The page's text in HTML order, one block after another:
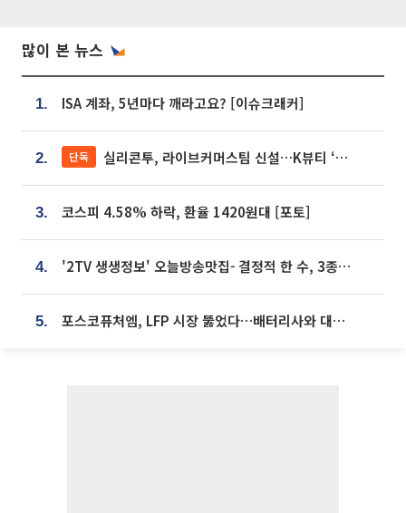
많이 본 뉴스
1. ISA 계좌, 5년마다 깨라고요? [이슈크래커]
2. 단독 실리콘투, 라이브커머스팀 신설…K뷰티 ‘글로벌 판매망’ 확대[K뷰티 라방戰]
3. 코스피 4.58% 하락, 환율 1420원대 [포토]
4. '2TV 생생정보' 오늘방송맛집- 결정적 한 수, 3종 메밀면! 메밀 소바 맛집 '의○○○○'
5. 포스코퓨처엠, LFP 시장 뚫었다…배터리사와 대규모 장기 공급 합의